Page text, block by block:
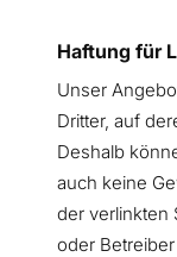
Haftung für
Unser
Dritter, auf
Deshalb
auch keine
der verlinkten
oder